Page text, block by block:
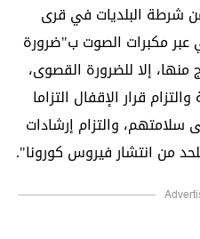
شرطة البلديات في قرى
عبر مكبرات الصوت ب"ضرورة
إلا للضرورة القصوى،
قرار الإقفال التزاما
سلامتهم، والتزام إرشادات
من انتشار فيروس كورونا".